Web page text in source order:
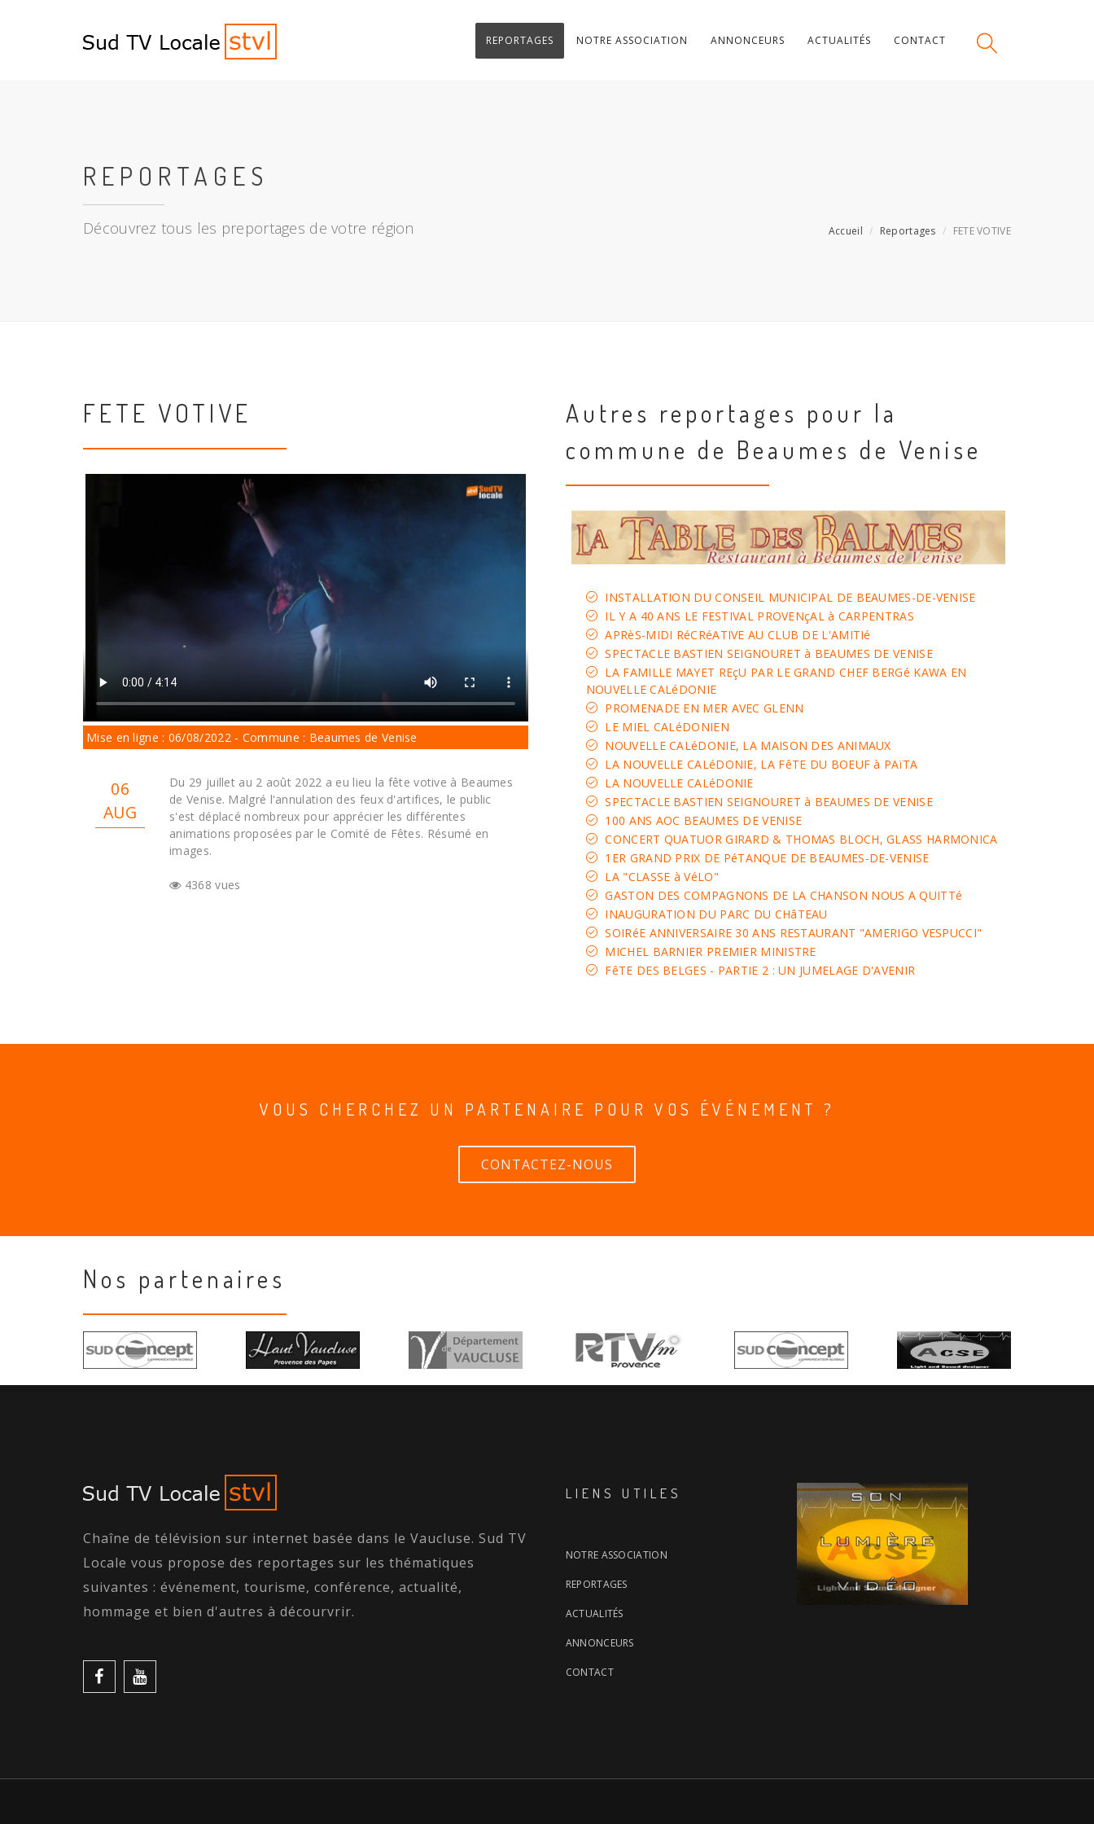
REPORTAGES NOTRE ASSOCIATION ANNONCEURS ACTUALITÉS CONTACT
REPORTAGES
Découvrez tous les preportages de votre région Accueil Reportages FETE VOTIVE
FETE VOTIVE
Mise en ligne : 06/08/2022 - Commune : Beaumes de Venise
06
AUG
Du 29 juillet au 2 août 2022 a eu lieu la fête votive à Beaumes
de Venise. Malgré l'annulation des feux d'artifices, le public
s'est déplacé nombreux pour apprécier les différentes
animations proposées par le Comité de Fêtes. Résumé en
images.
4368 vues
Autres reportages pour la
commune de Beaumes de Venise
INSTALLATION DU CONSEIL MUNICIPAL DE BEAUMES-DE-VENISE
IL Y A 40 ANS LE FESTIVAL PROVENçAL à CARPENTRAS
APRèS-MIDI RéCRéATIVE AU CLUB DE L'AMITIé
SPECTACLE BASTIEN SEIGNOURET à BEAUMES DE VENISE
LA FAMILLE MAYET REçU PAR LE GRAND CHEF BERGé KAWA EN
NOUVELLE CALéDONIE
PROMENADE EN MER AVEC GLENN
LE MIEL CALéDONIEN
NOUVELLE CALéDONIE, LA MAISON DES ANIMAUX
LA NOUVELLE CALéDONIE, LA FêTE DU BOEUF à PAïTA
LA NOUVELLE CALéDONIE
SPECTACLE BASTIEN SEIGNOURET à BEAUMES DE VENISE
100 ANS AOC BEAUMES DE VENISE
CONCERT QUATUOR GIRARD & THOMAS BLOCH, GLASS HARMONICA
1ER GRAND PRIX DE PéTANQUE DE BEAUMES-DE-VENISE
LA "CLASSE à VéLO"
GASTON DES COMPAGNONS DE LA CHANSON NOUS A QUITTé
INAUGURATION DU PARC DU CHâTEAU
SOIRéE ANNIVERSAIRE 30 ANS RESTAURANT "AMERIGO VESPUCCI"
MICHEL BARNIER PREMIER MINISTRE
FêTE DES BELGES - PARTIE 2 : UN JUMELAGE D'AVENIR
VOUS CHERCHEZ UN PARTENAIRE POUR VOS ÉVÉNEMENT ?
CONTACTEZ-NOUS
Nos partenaires
Chaîne de télévision sur internet basée dans le Vaucluse. Sud TV
Locale vous propose des reportages sur les thématiques
suivantes : événement, tourisme, conférence, actualité,
hommage et bien d'autres à décourvrir.
LIENS UTILES
NOTRE ASSOCIATION
REPORTAGES
ACTUALITÉS
ANNONCEURS
CONTACT